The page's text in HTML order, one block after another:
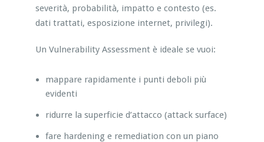
severità, probabilità, impatto e contesto (es.
dati trattati, esposizione internet, privilegi).
Un Vulnerability Assessment è ideale se vuoi:
mappare rapidamente i punti deboli più
evidenti
ridurre la superficie d’attacco (attack surface)
fare hardening e remediation con un piano